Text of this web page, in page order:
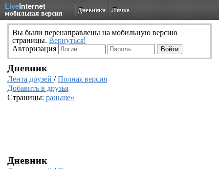
LiveInternet
мобильная версия Дневники Личка
Вы были перенаправлены на мобильную версию
страницы. Вернуться!
Авторизация
Дневник
Лента друзей /Полная версия
Добавить в друзья
Страницы: раньше»
Дневник